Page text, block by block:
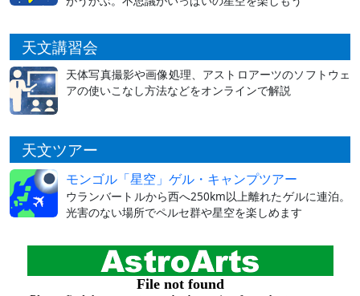
天文講習会
天体写真撮影や画像処理、アストロアーツのソフトウェ
アの使いこなし方法などをオンラインで解説
天文ツアー
モンゴル「星空」ゲル・キャンプツアー
ウランバートルから西へ250km以上離れたゲルに連泊。
光害のない場所でペルセ群や星空を楽しめます